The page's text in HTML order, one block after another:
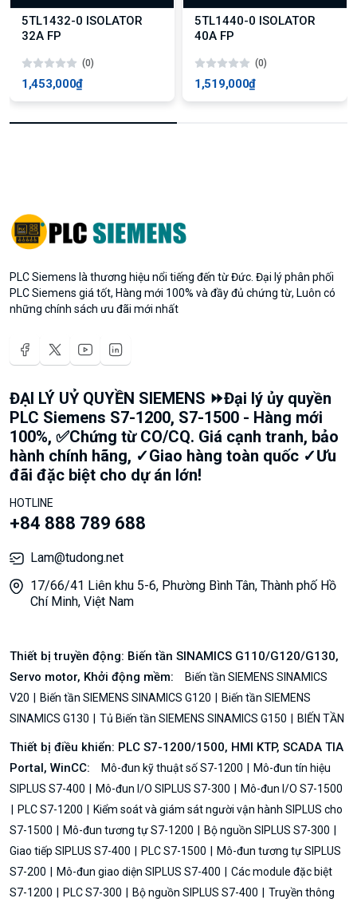
5TL1432-0 ISOLATOR
32A FP
(0)
1,453,000₫
5TL1440-0 ISOLATOR
40A FP
(0)
1,519,000₫
PLC Siemens là thương hiệu nổi tiếng đến từ Đức. Đại lý phân phối
PLC Siemens giá tốt, Hàng mới 100% và đầy đủ chứng từ, Luôn có
những chính sách ưu đãi mới nhất
ĐẠI LÝ UỶ QUYỀN SIEMENS ⏩Đại lý ủy quyền
PLC Siemens S7-1200, S7-1500 - Hàng mới
100%, ✅Chứng từ CO/CQ. Giá cạnh tranh, bảo
hành chính hãng, ✓Giao hàng toàn quốc ✓Ưu
đãi đặc biệt cho dự án lớn!
HOTLINE
+84 888 789 688
Lam@tudong.net
17/66/41 Liên khu 5-6, Phường Bình Tân, Thành phố Hồ
Chí Minh, Việt Nam
Thiết bị truyền động: Biến tần SINAMICS G110/G120/G130,
Servo motor, Khởi động mềm:
Biến tần SIEMENS SINAMICS
V20
Biến tần SIEMENS SINAMICS G120
Biến tần SIEMENS
SINAMICS G130
Tủ Biến tần SIEMENS SINAMICS G150 BIẾN TẦN
Thiết bị điều khiển: PLC S7-1200/1500, HMI KTP, SCADA TIA
Portal, WinCC:
Mô-đun kỹ thuật số S7-1200
Mô-đun tín hiệu
SIPLUS S7-400
Mô-đun I/O SIPLUS S7-300
Mô-đun I/O S7-1500
PLC S7-1200
Kiểm soát và giám sát người vận hành SIPLUS cho
S7-1500
Mô-đun tương tự S7-1200
Bộ nguồn SIPLUS S7-300
Giao tiếp SIPLUS S7-400
PLC S7-1500
Mô-đun tương tự SIPLUS
S7-200
Mô-đun giao diện SIPLUS S7-400
Các module đặc biệt
S7-1200
PLC S7-300 Bộ nguồn SIPLUS S7-400
Truyền thông